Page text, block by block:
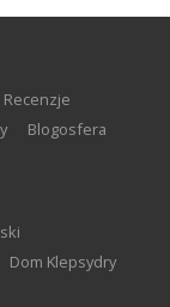
recenzje
blogosfera
Dom Klepsydry